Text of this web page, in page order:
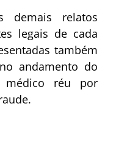
demais relatos
legais de cada
também
andamento do
réu por